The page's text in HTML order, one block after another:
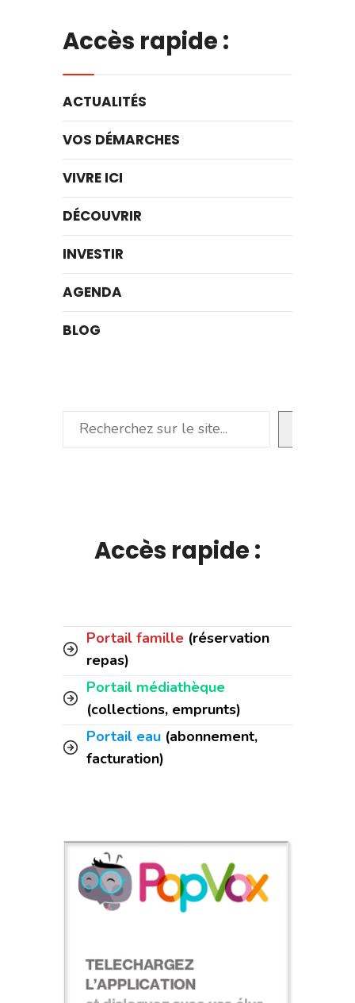
Accès rapide :
ACTUALITÉS
VOS DÉMARCHES
VIVRE ICI
DÉCOUVRIR
INVESTIR
AGENDA
BLOG
Rechercher
Accès rapide :
Portail famille (réservation
repas)
Portail médiathèque
(collections, emprunts)
Portail eau (abonnement,
facturation)